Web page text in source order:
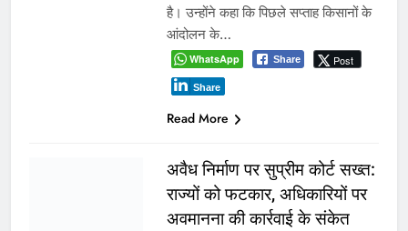
गया है। वहीं दूसरी ओर मुख्यमंत्री के
प्रभार…
WhatsApp Share Post
Share
Read More
शासन के तबादला आदेश को इंदौर में
चुनौती? डेढ़ महीने बाद भी पांच
आबकारी अधिकारी पुराने पदों पर